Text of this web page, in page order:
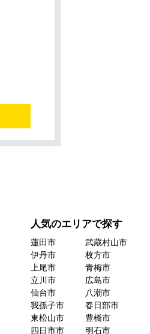
人気のエリアで探す
蓮田市
武蔵村山市
伊丹市
枚方市
上尾市
青梅市
立川市
広島市
仙台市
八潮市
我孫子市
春日部市
東松山市
豊橋市
四日市市
明石市